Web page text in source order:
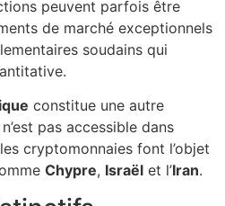
peuvent parfois être
de marché exceptionnels
soudains qui
constitue une autre
pas accessible dans
cryptomonnaies font l’objet
Chypre, Israël et l’Iran.